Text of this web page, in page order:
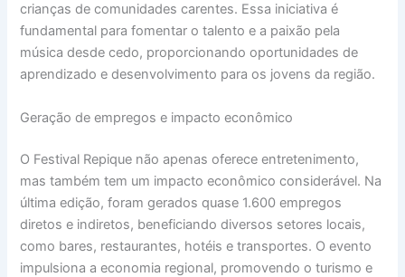
crianças de comunidades carentes. Essa iniciativa é
fundamental para fomentar o talento e a paixão pela
música desde cedo, proporcionando oportunidades de
aprendizado e desenvolvimento para os jovens da região.
Geração de empregos e impacto econômico
O Festival Repique não apenas oferece entretenimento,
mas também tem um impacto econômico considerável. Na
última edição, foram gerados quase 1.600 empregos
diretos e indiretos, beneficiando diversos setores locais,
como bares, restaurantes, hotéis e transportes. O evento
impulsiona a economia regional, promovendo o turismo e